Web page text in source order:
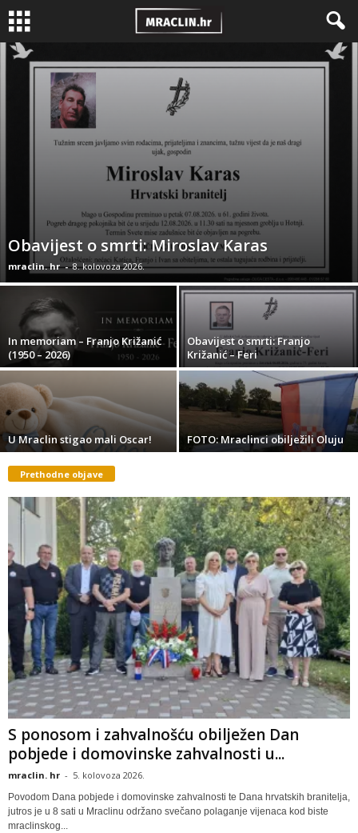
Obavijest o smrti: Miroslav Karas
mraclin. hr - 8. kolovoza 2026.
In memoriam – Franjo Križanić
(1950 – 2026)
Obavijest o smrti: Franjo
Križanić – Feri
U Mraclin stigao mali Oscar! FOTO: Mraclinci obilježili Oluju
Prethodne objave
S ponosom i zahvalnošću obilježen Dan
pobjede i domovinske zahvalnosti u...
mraclin. hr - 5. kolovoza 2026.
Povodom Dana pobjede i domovinske zahvalnosti te Dana hrvatskih branitelja,
jutros je u 8 sati u Mraclinu održano svečano polaganje vijenaca kod biste
mraclinskog...